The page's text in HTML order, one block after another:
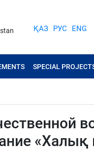
ҚАЗ РУС ENG
SPECIAL